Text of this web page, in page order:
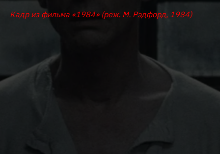
Кадр из фильма «1984» (реж. М. Рэдфорд, 1984)